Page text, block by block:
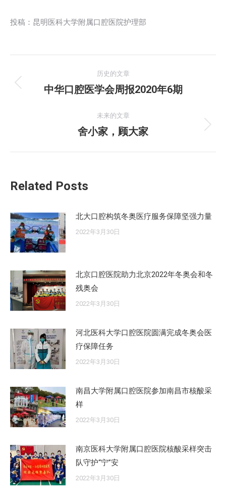
投稿：昆明医科大学附属口腔医院护理部
章
历史的文章
历
的
文
中华口腔医学会周报2020年6期
未来的文章
未
舍小家，顾大家
Related Posts
北大口腔构筑冬奥医疗服务保障坚强力量
2022年3月30日
北京口腔医院助力北京2022年冬奥会和冬
残奥会
2022年3月30日
河北医科大学口腔医院圆满完成冬奥会医
疗保障任务
2022年3月30日
南昌大学附属口腔医院参加南昌市核酸采
样
2022年3月30日
南京医科大学附属口腔医院核酸采样突击
队守护“宁”安
2022年3月30日